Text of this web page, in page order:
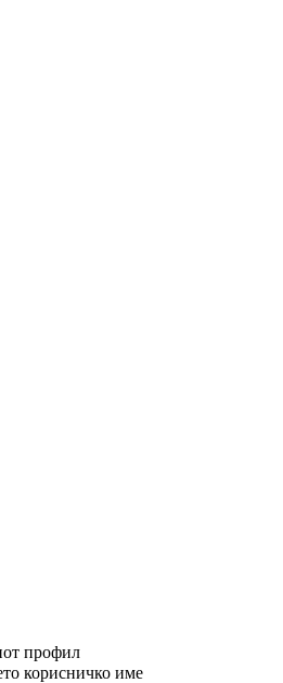
профил
корисничко име